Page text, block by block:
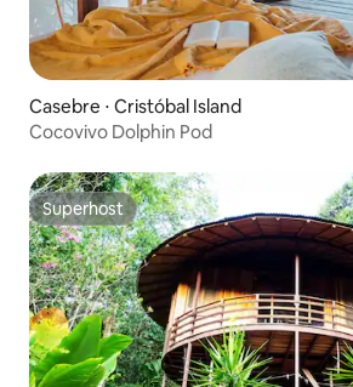
Casebre ⋅ Cristóbal Island
Cocovivo Dolphin Pod
Superhost
Superhost